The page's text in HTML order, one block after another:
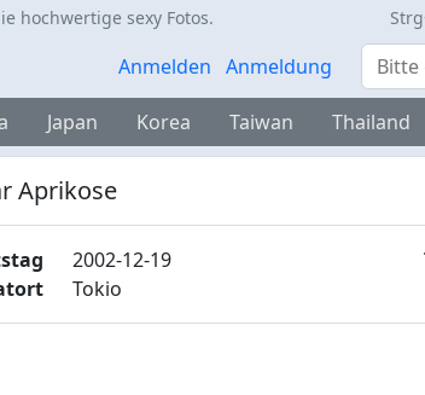
hochwertige sexy Fotos.
Anmelden Anmeldung Suche
Japan Korea Taiwan Thailand
Aprikose
2002-12-19
Tokio